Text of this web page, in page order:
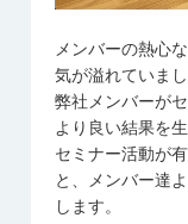
メンバーの熱心
気が溢れていまし
弊社メンバーが
より良い結果を
セミナー活動が
と、メンバー達
します。